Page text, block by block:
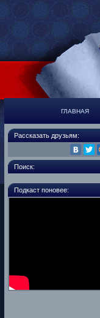
ГЛАВНАЯ
Рассказать друзьям:
Поиск:
Подкаст поновее: